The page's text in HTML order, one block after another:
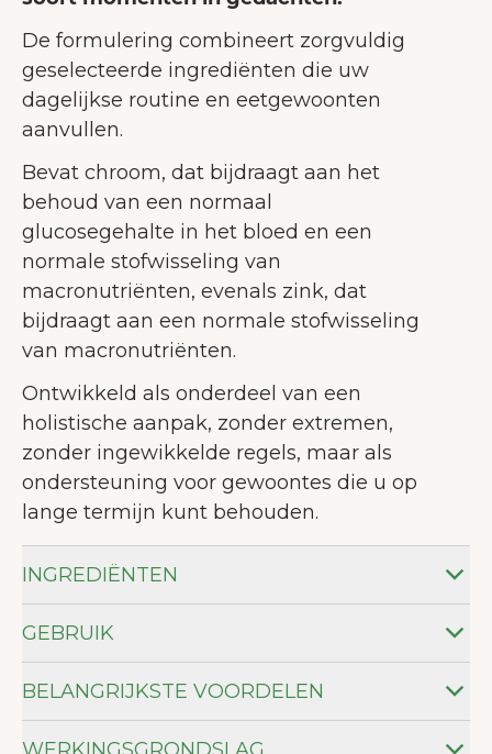
De formulering combineert zorgvuldig
geselecteerde ingrediënten die uw
dagelijkse routine en eetgewoonten
aanvullen.
Bevat chroom, dat bijdraagt aan het
behoud van een normaal
glucosegehalte in het bloed en een
normale stofwisseling van
macronutriënten, evenals zink, dat
bijdraagt aan een normale stofwisseling
van macronutriënten.
Ontwikkeld als onderdeel van een
holistische aanpak, zonder extremen,
zonder ingewikkelde regels, maar als
ondersteuning voor gewoontes die u op
lange termijn kunt behouden.
INGREDIËNTEN
GEBRUIK
BELANGRIJKSTE VOORDELEN
WERKINGSGRONDSLAG